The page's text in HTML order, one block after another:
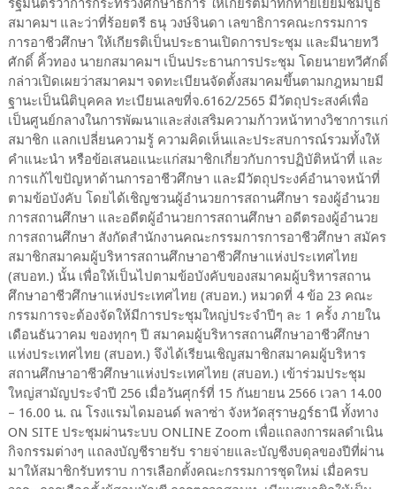
รัฐมนตรีว่าการกระทรวงศึกษาธิการ ให้เกียรติมาทักทายเยี่ยมชมบูธ
สมาคมฯ และว่าที่ร้อยตรี ธนุ วงษ์จินดา เลขาธิการคณะกรรมการ
การอาชีวศึกษา ให้เกียรติเป็นประธานเปิดการประชุม และมีนายทวี
ศักดิ์ คิ้วทอง นายกสมาคมฯ เป็นประธานการประชุม โดยนายทวีศักดิ์
กล่าวเปิดเผยว่าสมาคมฯ จดทะเบียนจัดตั้งสมาคมขึ้นตามกฎหมายมี
ฐานะเป็นนิติบุคคล ทะเบียนเลขที่จ.6162/2565 มีวัตถุประสงค์เพื่อ
เป็นศูนย์กลางในการพัฒนาและส่งเสริมความก้าวหน้าทางวิชาการแก่
สมาชิก แลกเปลี่ยนความรู้ ความคิดเห็นและประสบการณ์รวมทั้งให้
คำแนะนำ หรือข้อเสนอแนะแก่สมาชิกเกี่ยวกับการปฏิบัติหน้าที่ และ
การแก้ไขปัญหาด้านการอาชีวศึกษา และมีวัตถุประงค์อำนาจหน้าที่
ตามข้อบังคับ โดยได้เชิญชวนผู้อำนวยการสถานศึกษา รองผู้อำนวย
การสถานศึกษา และอดีตผู้อำนวยการสถานศึกษา อดีตรองผู้อำนวย
การสถานศึกษา สังกัดสำนักงานคณะกรรมการการอาชีวศึกษา สมัคร
สมาชิกสมาคมผู้บริหารสถานศึกษาอาชีวศึกษาแห่งประเทศไทย
(สบอท.) นั้น เพื่อให้เป็นไปตามข้อบังคับของสมาคมผู้บริหารสถาน
ศึกษาอาชีวศึกษาแห่งประเทศไทย (สบอท.) หมวดที่ 4 ข้อ 23 คณะ
กรรมการจะต้องจัดให้มีการประชุมใหญ่ประจำปีๆ ละ 1 ครั้ง ภายใน
เดือนธันวาคม ของทุกๆ ปี สมาคมผู้บริหารสถานศึกษาอาชีวศึกษา
แห่งประเทศไทย (สบอท.) จึงได้เรียนเชิญสมาชิกสมาคมผู้บริหาร
สถานศึกษาอาชีวศึกษาแห่งประเทศไทย (สบอท.) เข้าร่วมประชุม
ใหญ่สามัญประจำปี 256 เมื่อวันศุกร์ที่ 15 กันยายน 2566 เวลา 14.00
– 16.00 น. ณ โรงแรมไดมอนด์ พลาซ่า จังหวัดสุราษฎร์ธานี ทั้งทาง
ON SITE ประชุมผ่านระบบ ONLINE Zoom เพื่อแถลงการผลดำเนิน
กิจกรรมต่างๆ แถลงบัญชีรายรับ รายจ่ายและบัญชีงบดุลของปีที่ผ่าน
มาให้สมาชิกรับทราบ การเลือกตั้งคณะกรรมการชุดใหม่ เมื่อครบ